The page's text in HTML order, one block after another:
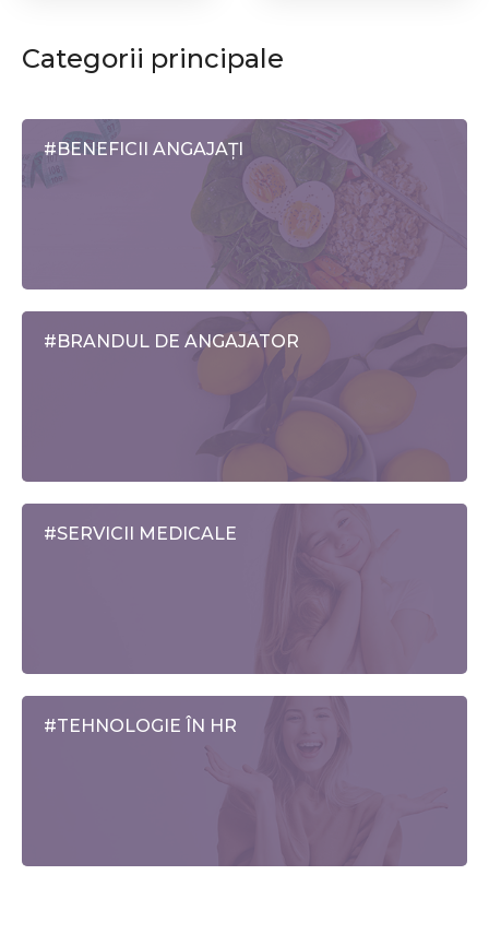
Categorii principale
#BENEFICII ANGAJAȚI
#BRANDUL DE ANGAJATOR
#SERVICII MEDICALE
#TEHNOLOGIE ÎN HR